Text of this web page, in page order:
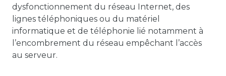
dysfonctionnement du réseau Internet, des
lignes téléphoniques ou du matériel
informatique et de téléphonie lié notamment à
l’encombrement du réseau empêchant l’accès
au serveur.